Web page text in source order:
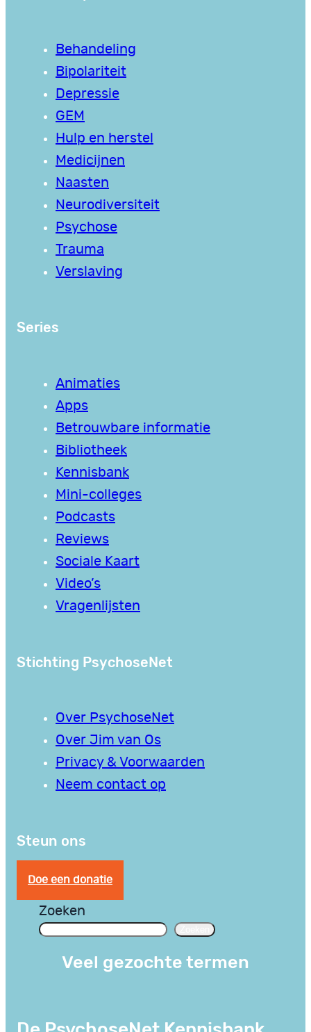
Behandeling
Bipolariteit
Depressie
GEM
Hulp en herstel
Medicijnen
Naasten
Neurodiversiteit
Psychose
Trauma
Verslaving
Series
Animaties
Apps
Betrouwbare informatie
Bibliotheek
Kennisbank
Mini-colleges
Podcasts
Reviews
Sociale Kaart
Video’s
Vragenlijsten
Stichting PsychoseNet
Over PsychoseNet
Over Jim van Os
Privacy & Voorwaarden
Neem contact op
Steun ons
Doe een donatie
Zoeken
Veel gezochte termen